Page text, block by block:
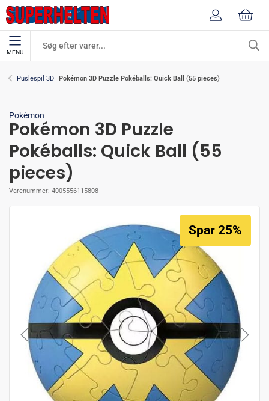
MENU
Puslespil 3D Pokémon 3D Puzzle Pokéballs: Quick Ball (55 pieces)
Pokémon
Pokémon 3D Puzzle
Pokéballs: Quick Ball (55
pieces)
Varenummer: 4005556115808
Spar 25%